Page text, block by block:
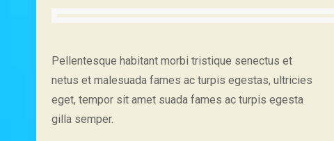
Pellentesque habitant morbi tristique senectus et
netus et malesuada fames ac turpis egestas, ultricies
eget, tempor sit amet suada fames ac turpis egesta
gilla semper.